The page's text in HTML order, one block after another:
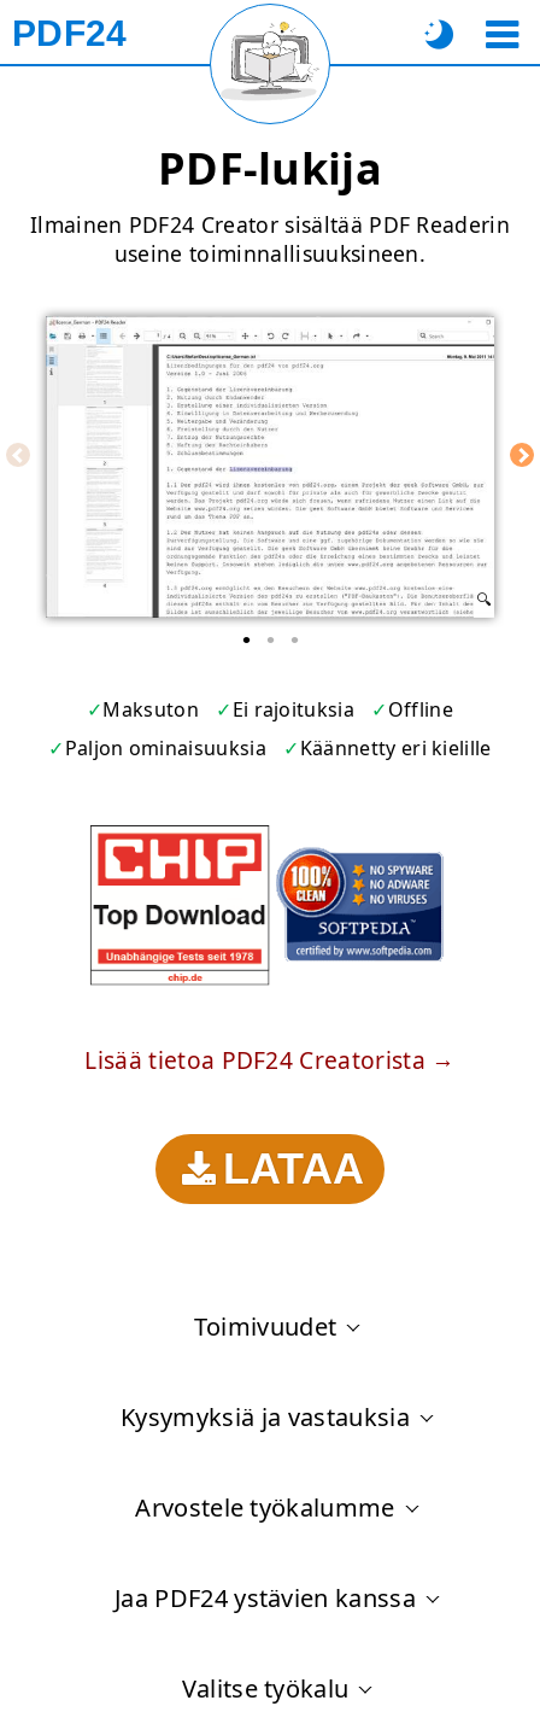
PDF24
PDF-lukija
Ilmainen PDF24 Creator sisältää PDF Readerin
useine toiminnallisuuksineen.
Maksuton Ei rajoituksia
Offline
Paljon ominaisuuksia
Käännetty eri kielille
Lisää tietoa PDF24 Creatorista
LATAA
Toimivuudet
Kysymyksiä ja vastauksia
Arvostele työkalumme
Jaa PDF24 ystävien kanssa
Valitse työkalu